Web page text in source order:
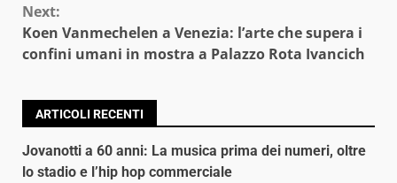
Next:
Koen Vanmechelen a Venezia: l’arte che supera i
confini umani in mostra a Palazzo Rota Ivancich
ARTICOLI RECENTI
Jovanotti a 60 anni: La musica prima dei numeri, oltre
lo stadio e l’hip hop commerciale